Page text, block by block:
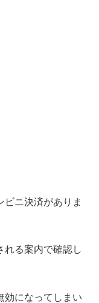
ニ決済がありま
れる案内で確認し
効になってしまい